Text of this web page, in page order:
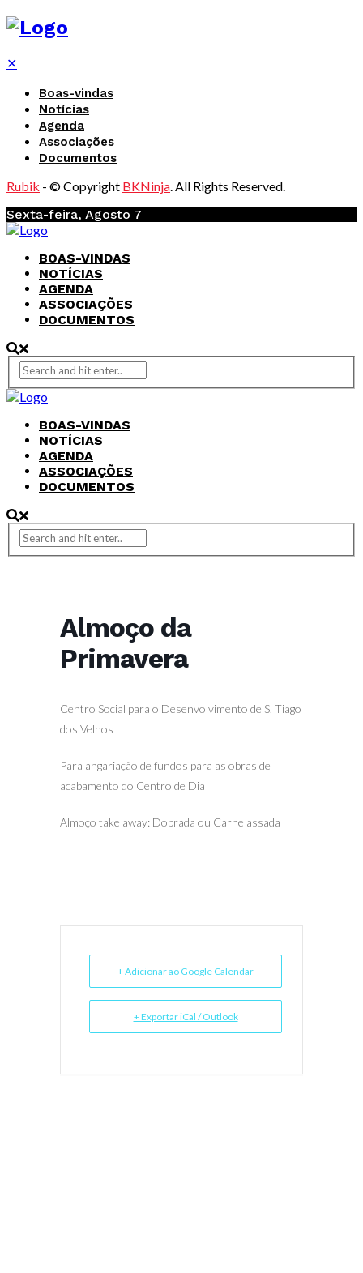
✕
Boas-vindas
Notícias
Agenda
Associações
Documentos
Rubik - © Copyright BKNinja. All Rights Reserved.
Sexta-feira, Agosto 7
BOAS-VINDAS
NOTÍCIAS
AGENDA
ASSOCIAÇÕES
DOCUMENTOS
BOAS-VINDAS
NOTÍCIAS
AGENDA
ASSOCIAÇÕES
DOCUMENTOS
Almoço da
Primavera
Centro Social para o Desenvolvimento de S. Tiago
dos Velhos
Para angariação de fundos para as obras de
acabamento do Centro de Dia
Almoço take away: Dobrada ou Carne assada
+ Adicionar ao Google Calendar
+ Exportar iCal / Outlook